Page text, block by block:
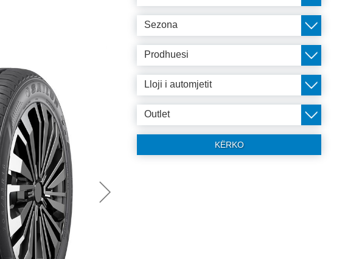
Sezona
Prodhuesi
Lloji i automjetit
Outlet
KËRKO